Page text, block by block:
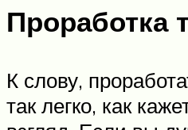
Проработка
К слову,
так легко, как